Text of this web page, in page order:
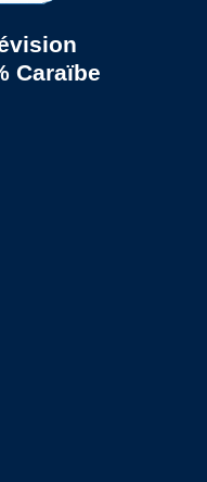
Caraïbe